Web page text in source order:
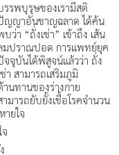
รรพบุรุษของเรามีสติ
ญญาอันชาญฉลาด ได้ค้น
บว่า “ถั่งเช่า” เข้าถึง เส้น
มปราณปอด การแพทย์ยุค
จจุบันได้พิสูจน์แล้วว่า ถั่ง
ช่า สามารถเสริมภูมิ
านทานของร่างกาย
ามารถยับยั้งเชื้อโรคจำนวน
ายใจ